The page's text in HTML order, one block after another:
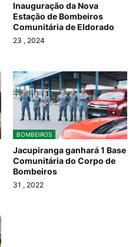
Inauguração da Nova
Estação de Bombeiros
Comunitária de Eldorado
23 , 2024
BOMBEIROS
Jacupiranga ganhará 1 Base
Comunitária do Corpo de
Bombeiros
31 , 2022